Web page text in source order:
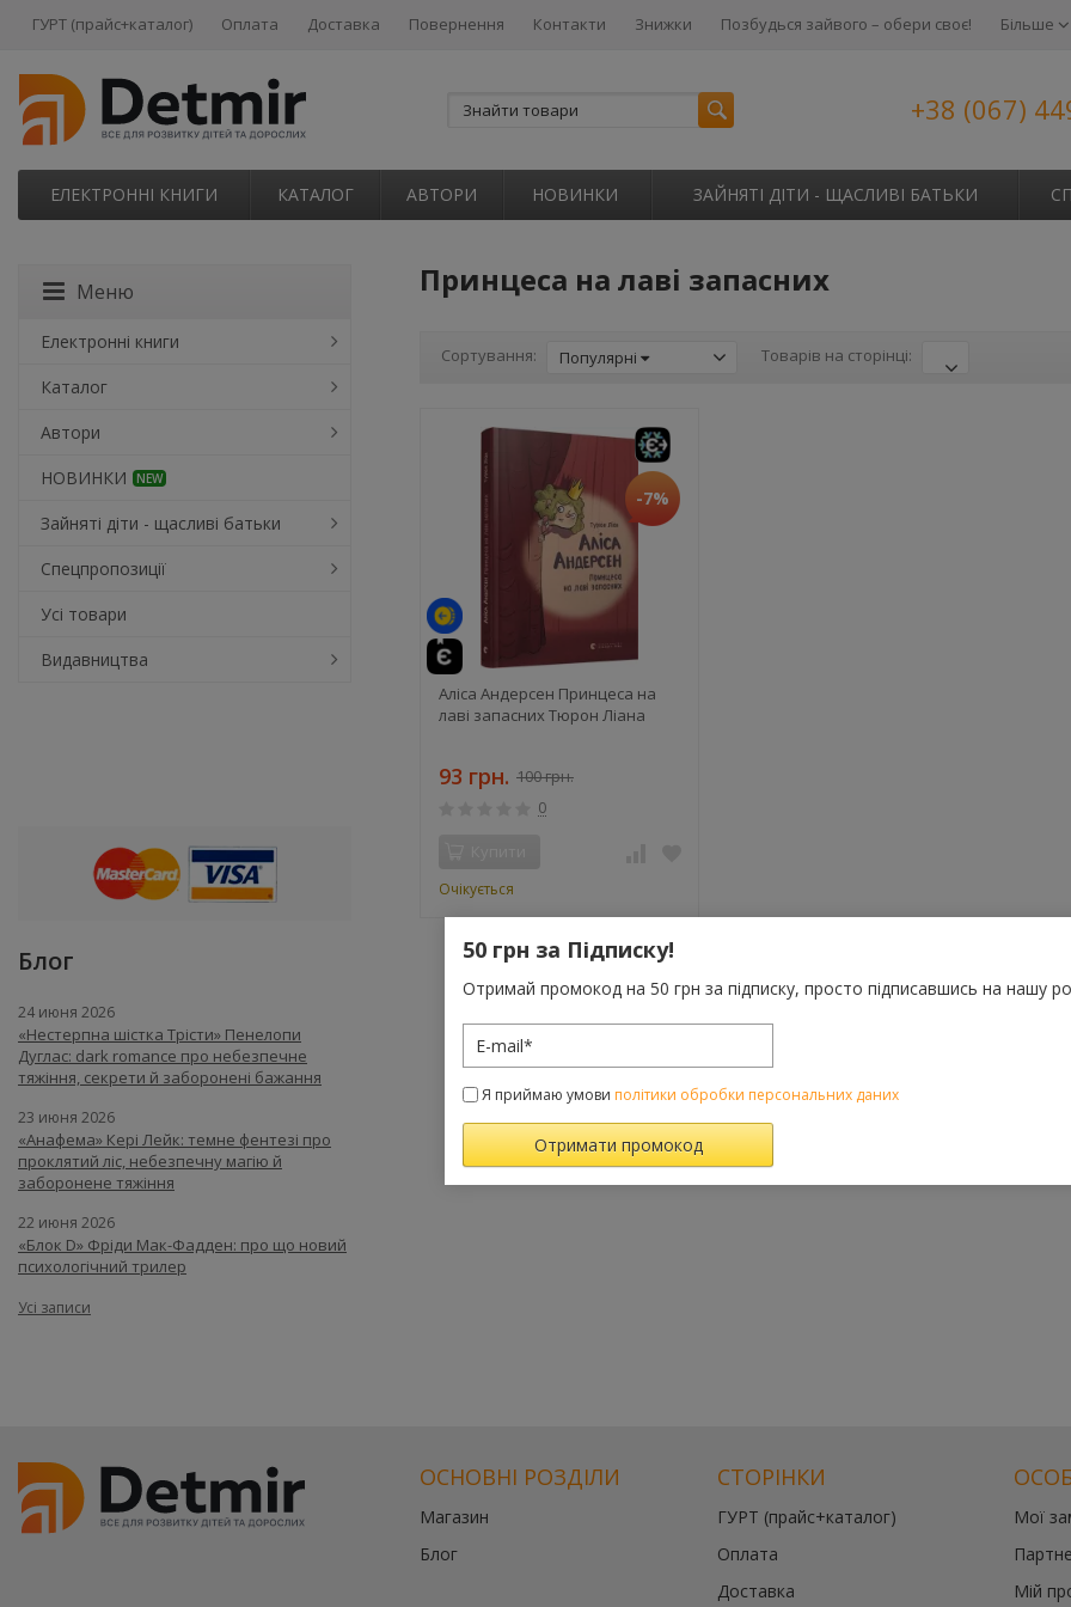
ГУРТ (прайс+каталог) Оплата Доставка Повернення Контакти Знижки Позбудься зайвого – обери своє! Більше
+38 (067)
ЕЛЕКТРОННІ КНИГИ КАТАЛОГ АВТОРИ НОВИНКИ ЗАЙНЯТІ ДІТИ - ЩАСЛИВІ БАТЬКИ
Принцеса на лаві запасних
Сортування: Популярні Товарів на сторінці:
-7%
Аліса Андерсен Принцеса на
лаві запасних Тюрон Ліана
93 грн. 100 грн.
0
Очікується
Меню
Електронні книги
Каталог
Автори
НОВИНКИ
NEW
Зайняті діти - щасливі батьки
Спецпропозиції
Усі товари
Видавництва
Блог
24 июня 2026
«Нестерпна шістка Трісти» Пенелопи
Дуглас: dark romance про небезпечне
тяжіння, секрети й заборонені бажання
23 июня 2026
«Анафема» Кері Лейк: темне фентезі про
проклятий ліс, небезпечну магію й
заборонене тяжіння
22 июня 2026
«Блок D» Фріди Мак-Фадден: про що новий
психологічний трилер
Усі записи
ОСНОВНІ РОЗДІЛИ
Магазин
Блог
СТОРІНКИ
ГУРТ (прайс+каталог)
Оплата
Доставка
Мої
Мій
50 грн за Підписку!
Отримай промокод на 50 грн за підписку, просто підписавшись на нашу
Я приймаю умови політики обробки персональних даних